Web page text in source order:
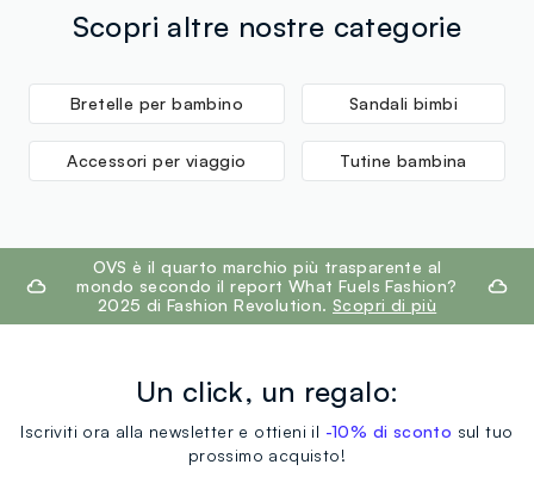
Scopri altre nostre categorie
Bretelle per bambino Sandali bimbi
Accessori per viaggio Tutine bambina
footer.ariatitleOVS è il quarto marchio più trasparente al
mondo secondo il report What Fuels Fashion?
2025 di Fashion Revolution. Scopri di più
Un click, un regalo:
Iscriviti ora alla newsletter e ottieni il -10% di sconto sul tuo
prossimo acquisto!